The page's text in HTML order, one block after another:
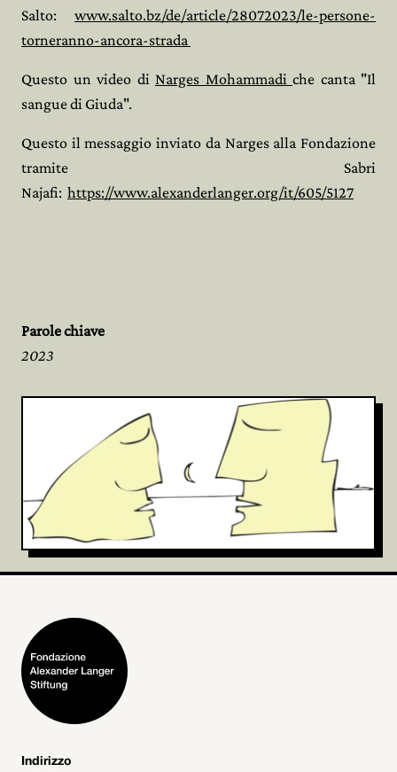
Salto: www.salto.bz/de/article/28072023/le-persone-
torneranno-ancora-strada
Questo un video di Narges Mohammadi che canta "Il
sangue di Giuda".
Questo il messaggio inviato da Narges alla Fondazione
tramite Sabri
Najafi: https://www.alexanderlanger.org/it/605/5127
Parole chiave
2023
Indirizzo